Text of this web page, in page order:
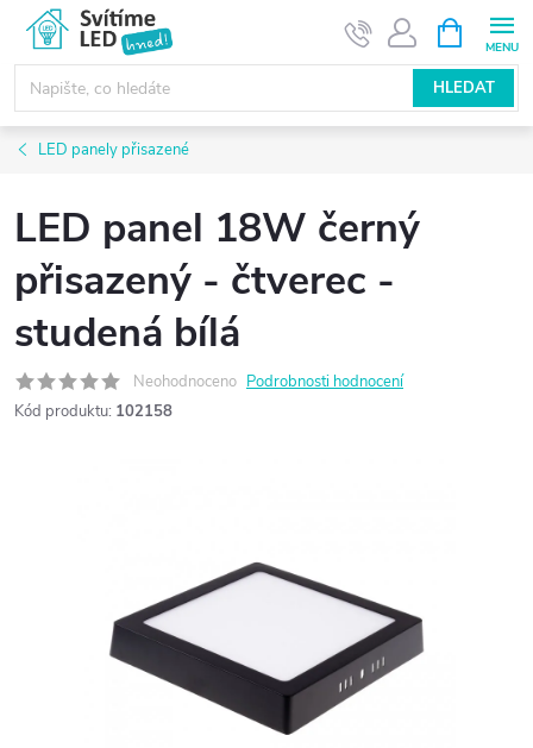
obsah
HLEDAT
NÁKUPNÍ
KOŠÍK
LED panely přisazené
LED panel 18W černý
přisazený - čtverec -
studená bílá
Neohodnoceno Podrobnosti hodnocení
Kód produktu: 102158